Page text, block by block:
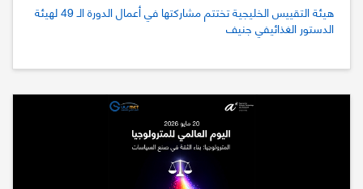
هيئة التقييس الخليجية تختتم مشاركتها في أعمال الدورة الـ 49 لهيئة
الدستور الغذائيفي جنيف